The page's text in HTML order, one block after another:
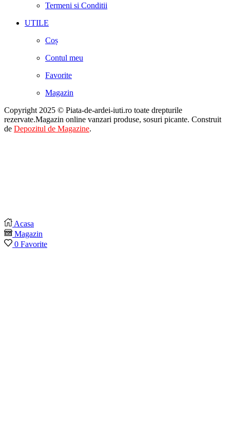
Termeni si Conditii
UTILE
Coș
Contul meu
Favorite
Magazin
Copyright 2025 © Piata-de-ardei-iuti.ro toate drepturile
rezervate.Magazin online vanzari produse, sosuri picante. Construit
de Depozitul de Magazine.
Acasa
Magazin
0 Favorite